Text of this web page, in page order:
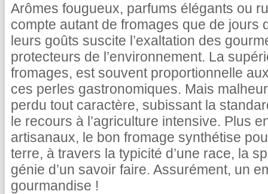
Arômes fougueux, parfums élégants ou
compte autant de fromages que de jours
leurs goûts suscite l’exaltation des
protecteurs de l’environnement. La
fromages, est souvent proportionnelle
ces perles gastronomiques. Mais
perdu tout caractère, subissant la
le recours à l’agriculture intensive. Plus
artisanaux, le bon fromage synthétise
terre, à travers la typicité d’une race, la
génie d’un savoir faire. Assurément, un
gourmandise !